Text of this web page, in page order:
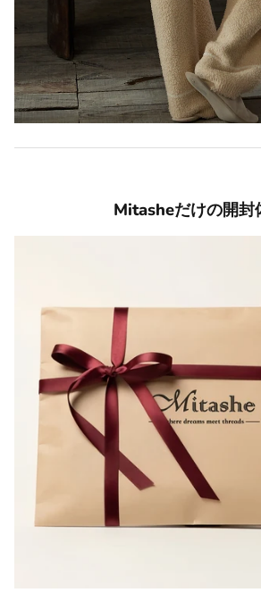
Mitasheだけの開封